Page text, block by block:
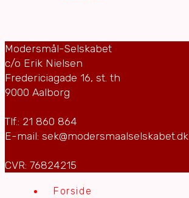
Modersmål-Selskabet
c/o Erik Nielsen
Fredericiagade 16, st. th
9000 Aalborg
Tlf.: 21 860 864
E-mail: sek@modersmaalselskabet.dk
CVR: 76824215
Forside